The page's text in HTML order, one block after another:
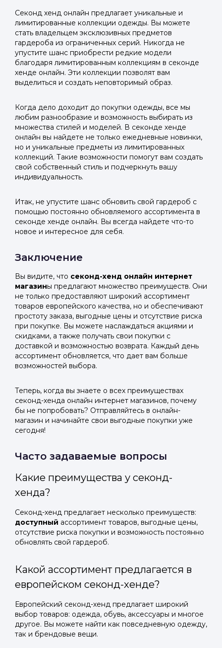
Секонд хенд онлайн предлагает уникальные и
лимитированные коллекции одежды. Вы можете
стать владельцем эксклюзивных предметов
гардероба из ограниченных серий. Никогда не
упустите шанс приобрести редкие модели
благодаря лимитированным коллекциям в секонде
хенде онлайн. Эти коллекции позволят вам
выделиться и создать неповторимый образ.
Когда дело доходит до покупки одежды, все мы
любим разнообразие и возможность выбирать из
множества стилей и моделей. В секонде хенде
онлайн вы найдете не только ежедневные новинки,
но и уникальные предметы из лимитированных
коллекций. Такие возможности помогут вам создать
свой собственный стиль и подчеркнуть вашу
индивидуальность.
Итак, не упустите шанс обновить свой гардероб с
помощью постоянно обновляемого ассортимента в
секонде хенде онлайн. Вы всегда найдете что-то
новое и интересное для себя.
Заключение
Вы видите, что секонд-хенд онлайн интернет
магазины предлагают множество преимуществ. Они
не только предоставляют широкий ассортимент
товаров европейского качества, но и обеспечивают
простоту заказа, выгодные цены и отсутствие риска
при покупке. Вы можете наслаждаться акциями и
скидками, а также получать свои покупки с
доставкой и возможностью возврата. Каждый день
ассортимент обновляется, что дает вам больше
возможностей выбора.
Теперь, когда вы знаете о всех преимуществах
секонд-хенда онлайн интернет магазинов, почему
бы не попробовать? Отправляйтесь в онлайн-
магазин и начинайте свои выгодные покупки уже
сегодня!
Часто задаваемые вопросы
Какие преимущества у секонд-
хенда?
Секонд-хенд предлагает несколько преимуществ:
доступный ассортимент товаров, выгодные цены,
отсутствие риска покупки и возможность постоянно
обновлять свой гардероб.
Какой ассортимент предлагается в
европейском секонд-хенде?
Европейский секонд-хенд предлагает широкий
выбор товаров: одежда, обувь, аксессуары и многое
другое. Вы можете найти как повседневную одежду,
так и брендовые вещи.